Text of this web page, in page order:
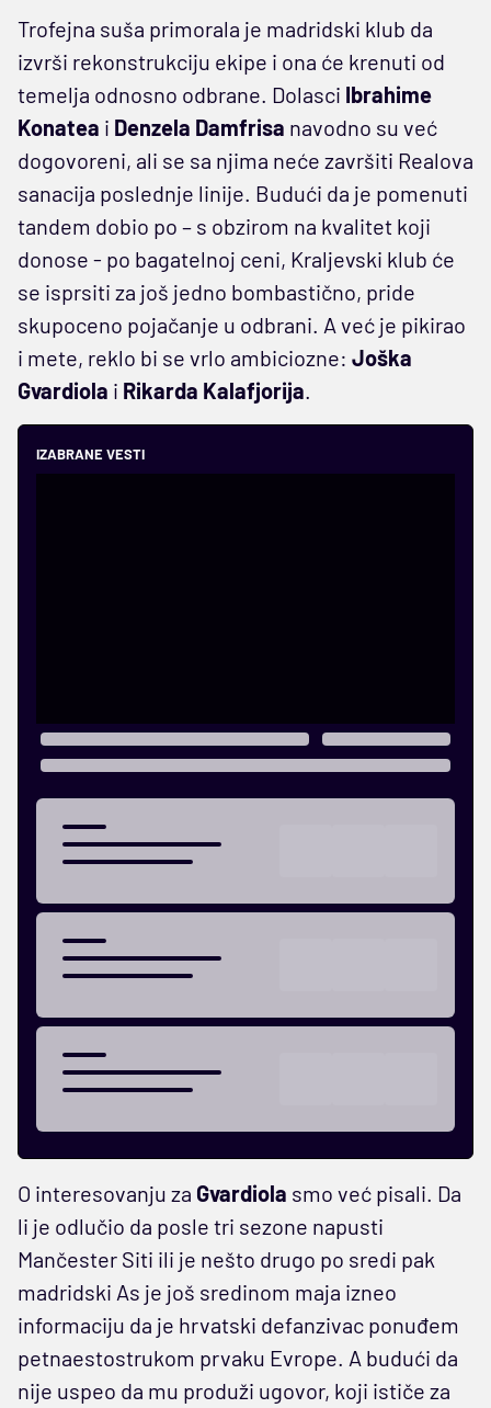
Trofejna suša primorala je madridski klub da
izvrši rekonstrukciju ekipe i ona će krenuti od
temelja odnosno odbrane. Dolasci Ibrahime
Konatea i Denzela Damfrisa navodno su već
dogovoreni, ali se sa njima neće završiti Realova
sanacija poslednje linije. Budući da je pomenuti
tandem dobio po – s obzirom na kvalitet koji
donose - po bagatelnoj ceni, Kraljevski klub će
se isprsiti za još jedno bombastično, pride
skupoceno pojačanje u odbrani. A već je pikirao
i mete, reklo bi se vrlo ambiciozne: Joška
Gvardiola i Rikarda Kalafjorija.
IZABRANE VESTI
O interesovanju za Gvardiola smo već pisali. Da
li je odlučio da posle tri sezone napusti
Mančester Siti ili je nešto drugo po sredi pak
madridski As je još sredinom maja izneo
informaciju da je hrvatski defanzivac ponuđem
petnaestostrukom prvaku Evrope. A budući da
nije uspeo da mu produži ugovor, koji ističe za